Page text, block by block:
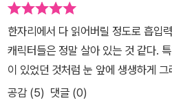
한자리에서 다 읽어버릴 정도로 흡입
캐릭터들은 정말 살아 있는 것 같다.
이 있었던 것처럼 눈 앞에 생생하게 그
공감 (5) 댓글 (0)